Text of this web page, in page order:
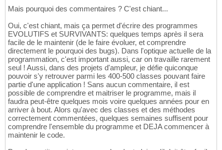
Mais pourquoi des commentaires ? C'est chiant...
Oui, c'est chiant, mais ça permet d'écrire des programmes
EVOLUTIFS et SURVIVANTS: quelques temps après il sera
facile de le maintenir (de le faire évoluer, et comprendre
directement le pourquoi des bugs). Dans l'optique actuelle de la
programmation, c'est important aussi, car on travaille rarement
seul ! Aussi, dans des projets d'ampleur, je défie quiconque
pouvoir s'y retrouver parmi les 400-500 classes pouvant faire
partie d'une application ! Sans aucun commentaire, il est
possible de comprendre et maitriser le programme, mais il
faudra peut-être quelques mois voire quelques années pour en
arriver à bout. Alors qu'avec des classes et des méthodes
correctement commentées, quelques semaines suffisent pour
comprendre l'ensemble du programme et DEJA commencer à
maintenir le code.